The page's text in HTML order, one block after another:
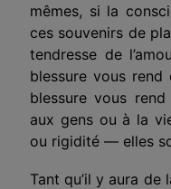
mêmes, si la
ces souvenirs de
tendresse de
blessure vous rend
blessure vous
aux gens ou à la
ou rigidité — elles
Tant qu’il y aura